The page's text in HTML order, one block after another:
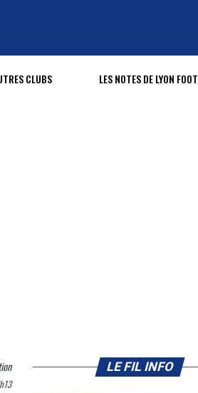
CLUBS LES NOTES DE LYON FOOT
LE FIL INFO